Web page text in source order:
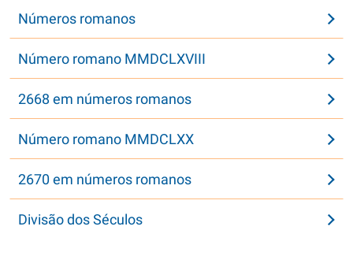
Números romanos
Número romano MMDCLXVIII
2668 em números romanos
Número romano MMDCLXX
2670 em números romanos
Divisão dos Séculos